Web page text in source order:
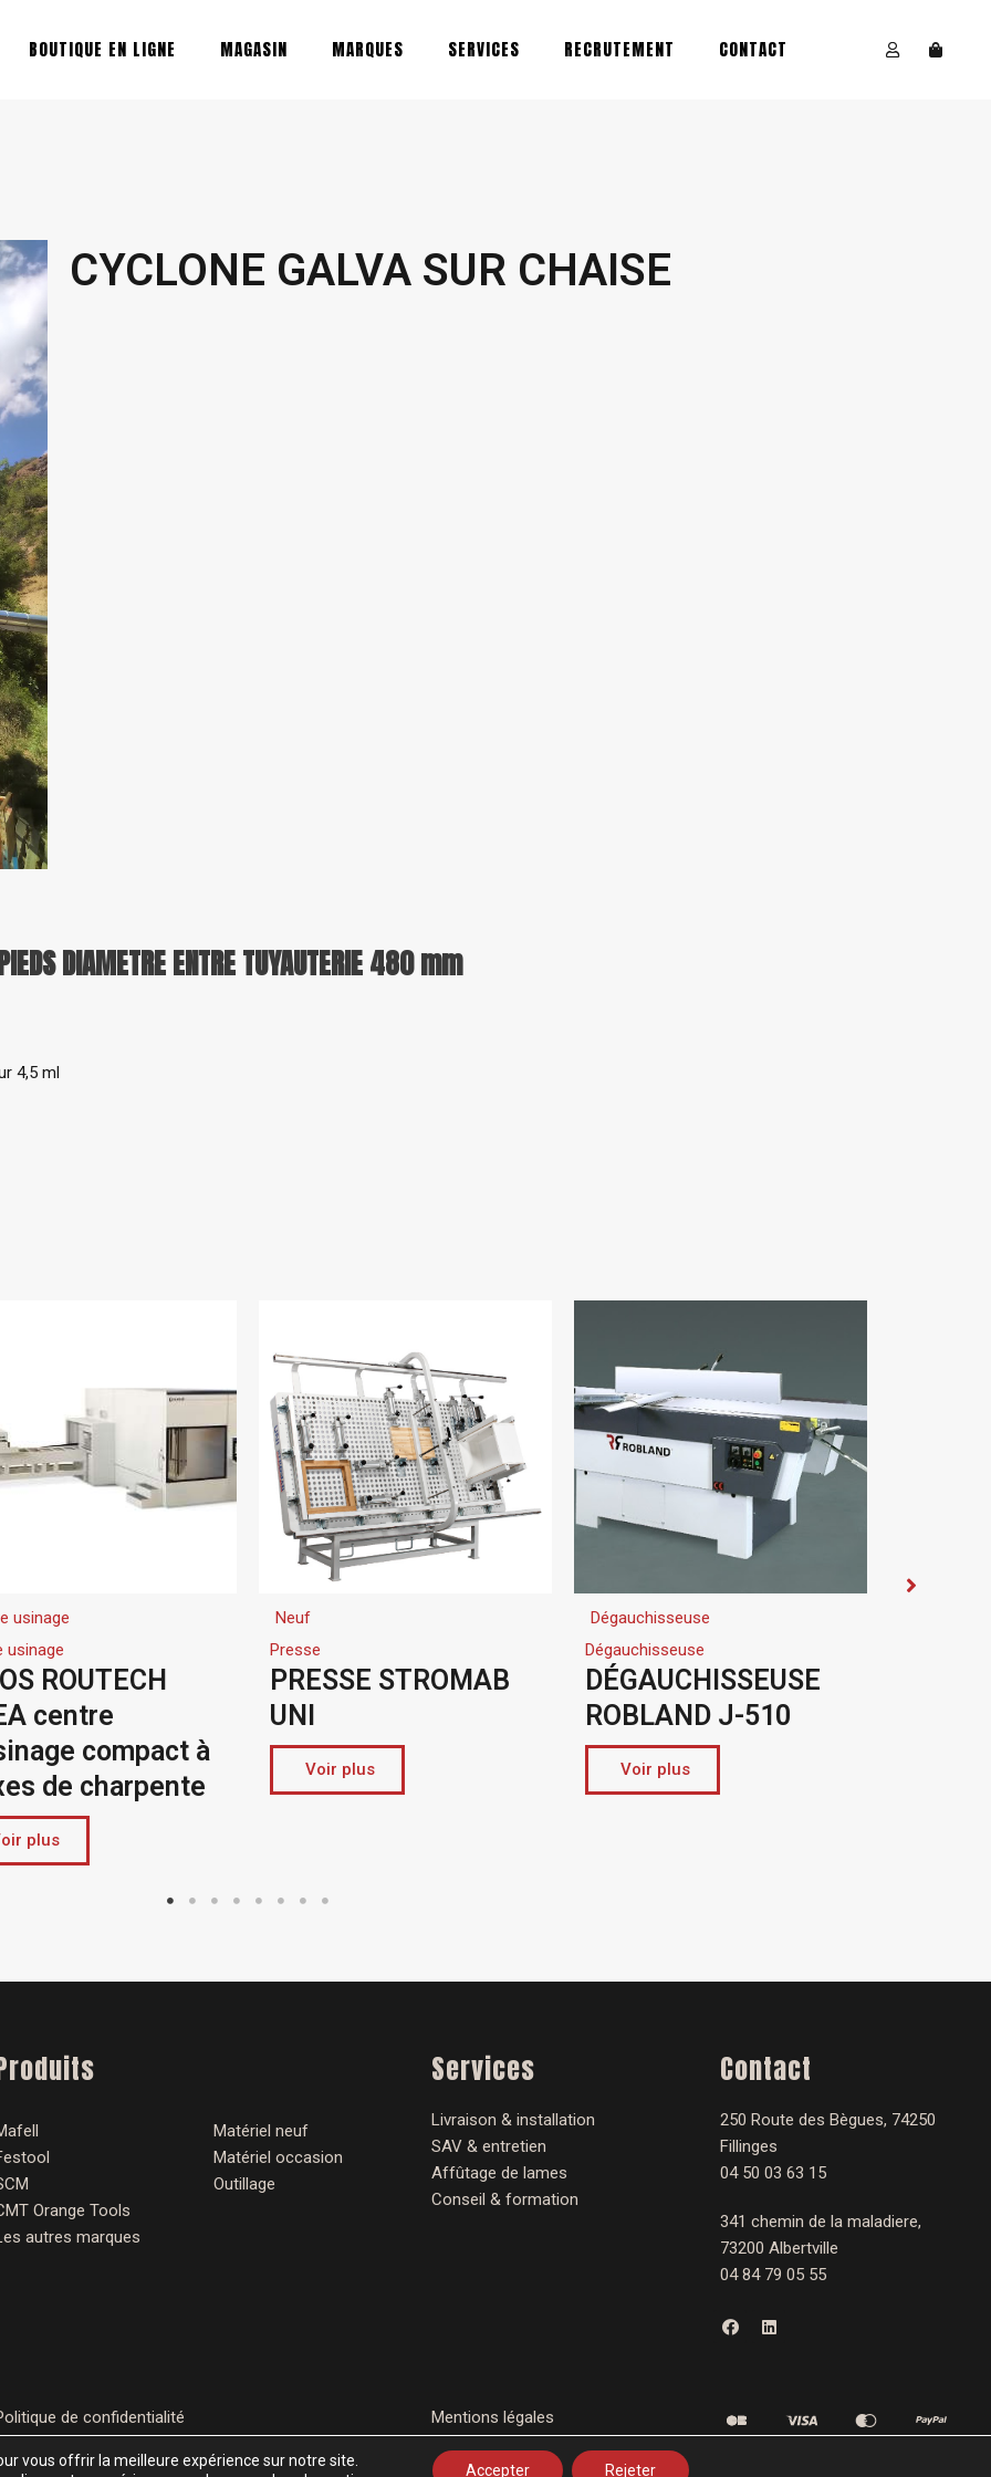
BOUTIQUE EN LIGNE MAGASIN MARQUES SERVICES RECRUTEMENT CONTACT
CYCLONE GALVA SUR CHAISE
DIAMETRE ENTRE TUYAUTERIE 480 mm
4,5 ml
Neuf
Presse
PRESSE STROMAB
UNI
Voir plus
DÉGAUCHISSEUSE
Neuf
Scie à panneaux
Scie Panneau
Verticale Striebig
COMPACT
Orange Tools
autres marques
Matériel neuf
Matériel occasion
Outillage
Services
Livraison & installation
SAV & entretien
Affûtage de lames
Conseil & formation
Contact
250 Route des Bègues, 74250
Fillinges
04 50 03 63 15
341 chemin de la maladiere,
73200 Albertville
04 84 79 05 55
F
a
o
k
L
i
n
de confidentialité Mentions légales
vous offrir la meilleure expérience sur notre site.
Accepter Rejeter